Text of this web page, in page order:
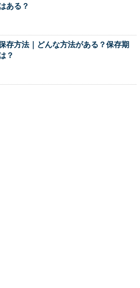
ある？
存方法｜どんな方法がある？保存期
？